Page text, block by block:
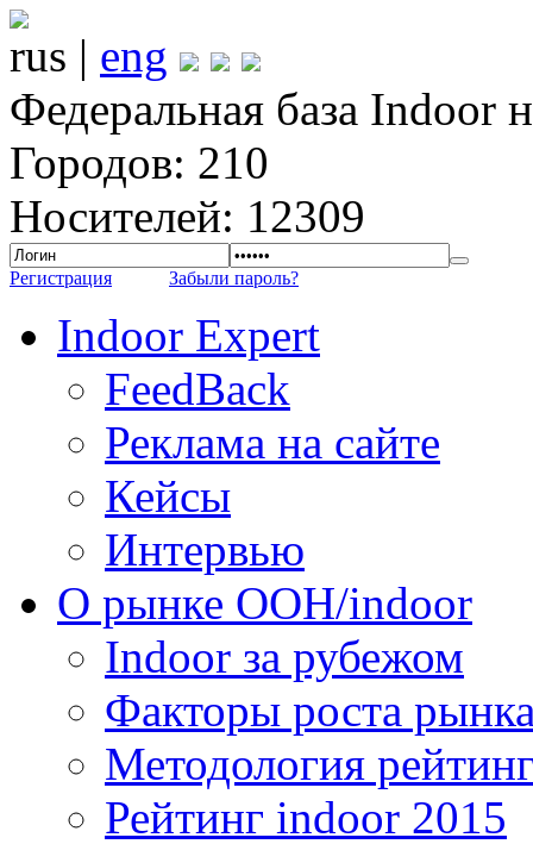
rus | eng
Федеральная база Indoor
Городов: 210
Носителей: 12309
Регистрация Забыли пароль?
Indoor Expert
FeedBack
Реклама на сайте
Кейсы
Интервью
О рынке OOH/indoor
Indoor за рубежом
Факторы роста
Методология
Рейтинг indoor 2015